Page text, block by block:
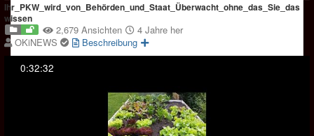
Ihr_PKW_wird_von_Behörden_und_Staat_Überwacht_ohne_das_Sie_das
wissen
2,679 Ansichten
4 Jahre her
OKiNEWS
Beschreibung
0:32:32